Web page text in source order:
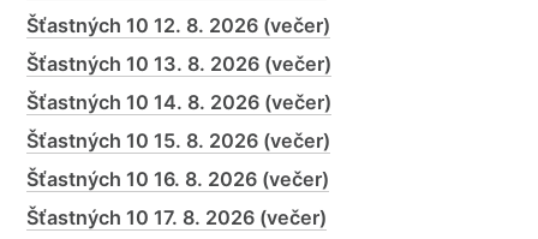
Šťastných 10 12. 8. 2026 (večer)
Šťastných 10 13. 8. 2026 (večer)
Šťastných 10 14. 8. 2026 (večer)
Šťastných 10 15. 8. 2026 (večer)
Šťastných 10 16. 8. 2026 (večer)
Šťastných 10 17. 8. 2026 (večer)